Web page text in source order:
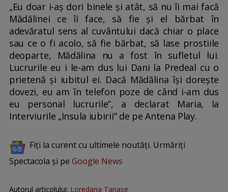
„Eu doar i-aș dori binele și atât, să nu îi mai facă
Mădălinei ce îi face, să fie și el bărbat în
adevăratul sens al cuvântului dacă chiar o place
sau ce o fi acolo, să fie bărbat, să lase prostiile
deoparte, Mădălina nu a fost în sufletul lui.
Lucrurile eu i le-am dus lui Dani la Predeal cu o
prietenă și iubitul ei. Dacă Mădălina își dorește
dovezi, eu am în telefon poze de când i-am dus
eu personal lucrurile”, a declarat Maria, la
Interviurile „Insula iubirii” de pe Antena Play.
Fiți la curent cu ultimele noutăți. Urmăriți
Spectacola și pe Google News
Autorul articolului: Loredana Tanase